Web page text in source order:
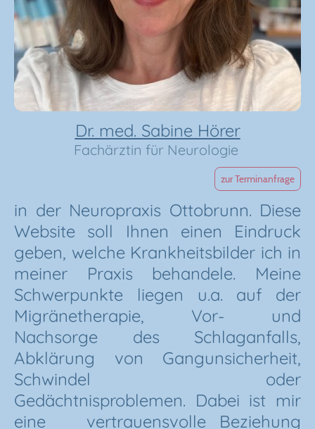
in der Neuropraxis Ottobrunn. Diese
Website soll Ihnen einen Eindruck
geben, welche Krankheitsbilder ich in
meiner Praxis behandele. Meine
Schwerpunkte liegen u.a. auf der
Migränetherapie, Vor- und
Nachsorge des Schlaganfalls,
Abklärung von Gangunsicherheit,
Schwindel oder
Gedächtnisproblemen. Dabei ist mir
eine vertrauensvolle Beziehung
zur Terminanfrage
Dr. med. Sabine Hörer
Fachärztin für Neurologie